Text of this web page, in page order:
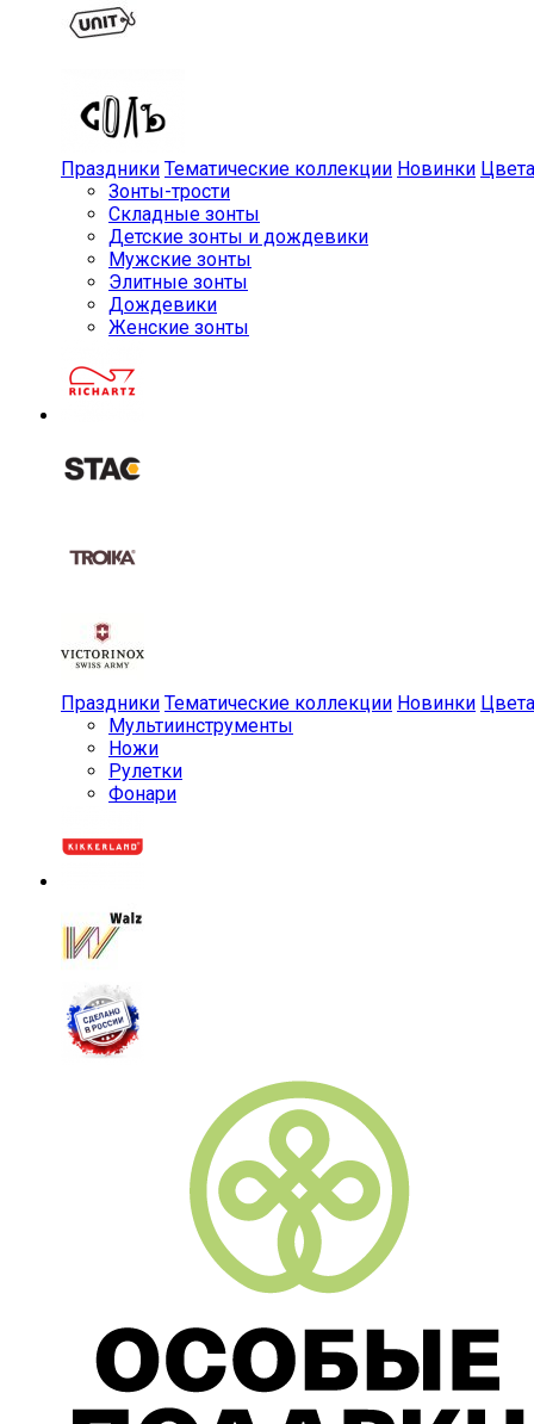
Праздники Тематические коллекции Новинки Цвета
Зонты-трости
Складные зонты
Детские зонты и дождевики
Мужские зонты
Элитные зонты
Дождевики
Женские зонты
Праздники Тематические коллекции Новинки Цвета
Мульти­инструменты
Ножи
Рулетки
Фонари